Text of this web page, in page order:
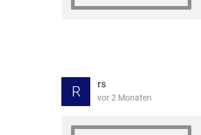
R rs
vor 2 Monaten